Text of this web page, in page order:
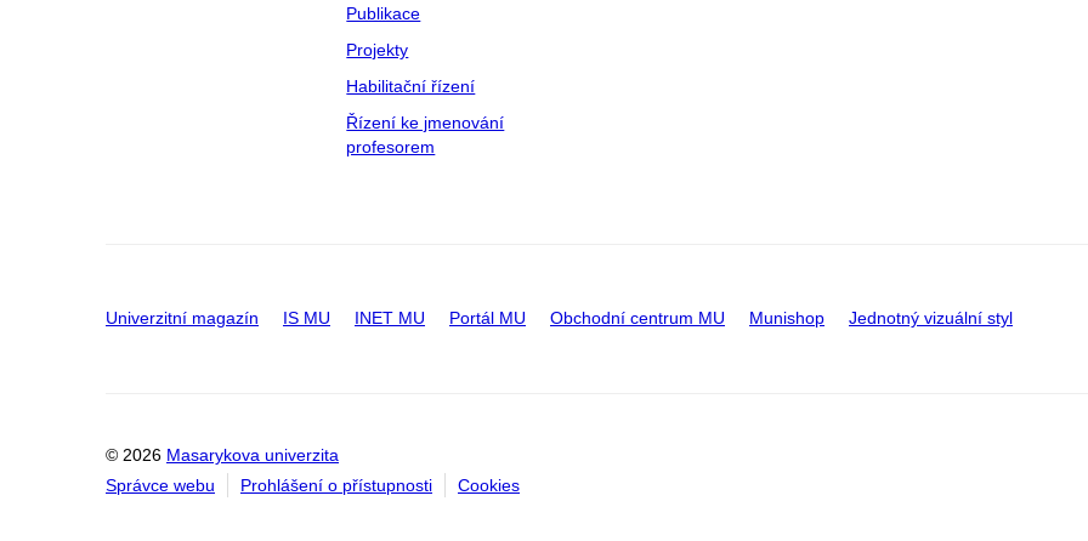
Publikace
Projekty
Habilitační řízení
Řízení ke jmenování
profesorem
Univerzitní magazín IS MU INET MU Portál MU Obchodní centrum MU Munishop Jednotný vizuální styl
© 2026 Masarykova univerzita
Správce webu
Prohlášení o přístupnosti Cookies